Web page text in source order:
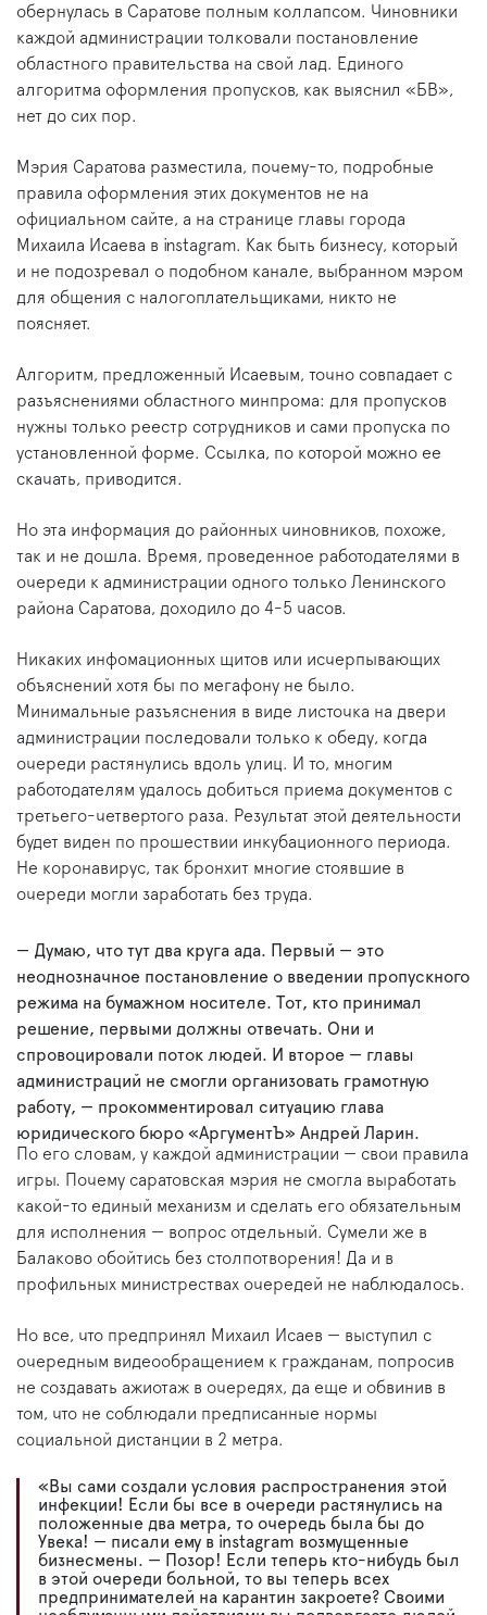
обернулась в Саратове полным коллапсом. Чиновники
каждой администрации толковали постановление
областного правительства на свой лад. Единого
алгоритма оформления пропусков, как выяснил «БВ»,
нет до сих пор.
Мэрия Саратова разместила, почему-то, подробные
правила оформления этих документов не на
официальном сайте, а на странице главы города
Михаила Исаева в instagram. Как быть бизнесу, который
и не подозревал о подобном канале, выбранном мэром
для общения с налогоплательщиками, никто не
поясняет.
Алгоритм, предложенный Исаевым, точно совпадает с
разъяснениями областного минпрома: для пропусков
нужны только реестр сотрудников и сами пропуска по
установленной форме. Ссылка, по которой можно ее
скачать, приводится.
Но эта информация до районных чиновников, похоже,
так и не дошла. Время, проведенное работодателями в
очереди к администрации одного только Ленинского
района Саратова, доходило до 4-5 часов.
Никаких инфомационных щитов или исчерпывающих
объяснений хотя бы по мегафону не было.
Минимальные разъяснения в виде листочка на двери
администрации последовали только к обеду, когда
очереди растянулись вдоль улиц. И то, многим
работодателям удалось добиться приема документов с
третьего-четвертого раза. Результат этой деятельности
будет виден по прошествии инкубационного периода.
Не коронавирус, так бронхит многие стоявшие в
очереди могли заработать без труда.
— Думаю, что тут два круга ада. Первый — это
неоднозначное постановление о введении пропускного
режима на бумажном носителе. Тот, кто принимал
решение, первыми должны отвечать. Они и
спровоцировали поток людей. И второе — главы
администраций не смогли организовать грамотную
работу, — прокомментировал ситуацию глава
юридического бюро «АргументЪ» Андрей Ларин.
По его словам, у каждой администрации — свои правила
игры. Почему саратовская мэрия не смогла выработать
какой-то единый механизм и сделать его обязательным
для исполнения — вопрос отдельный. Сумели же в
Балаково обойтись без столпотворения! Да и в
профильных министрествах очередей не наблюдалось.
Но все, что предпринял Михаил Исаев — выступил с
очередным видеообращением к гражданам, попросив
не создавать ажиотаж в очередях, да еще и обвинив в
том, что не соблюдали предписанные нормы
социальной дистанции в 2 метра.
«Вы сами создали условия распространения этой
инфекции! Если бы все в очереди растянулись на
положенные два метра, то очередь была бы до
Увека! — писали ему в instagram возмущенные
бизнесмены. — Позор! Если теперь кто-нибудь был
в этой очереди больной, то вы теперь всех
предпринимателей на карантин закроете? Своими